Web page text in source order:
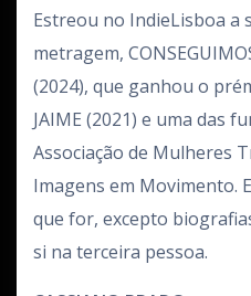
Estreou no IndieLisboa a
metragem,
(2024), que ganhou o
JAIME (2021) e uma das
Associação de Mulheres
Imagens em Movimento.
que for, excepto
si na terceira pessoa.